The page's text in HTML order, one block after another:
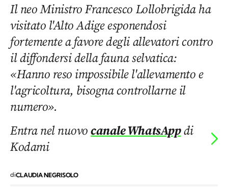
Il neo Ministro Francesco Lollobrigida ha
visitato l'Alto Adige esponendosi
fortemente a favore degli allevatori contro
il diffondersi della fauna selvatica:
«Hanno reso impossibile l'allevamento e
l'agricoltura, bisogna controllarne il
numero».
Entra nel nuovocanale WhatsAppdi
Kodami
diCLAUDIA NEGRISOLO